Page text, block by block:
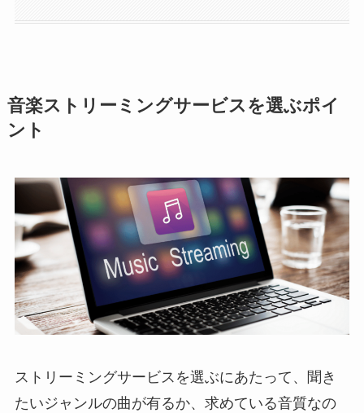
音楽ストリーミングサービスを選ぶポイ
ント
ストリーミングサービスを選ぶにあたって、聞き
たいジャンルの曲が有るか、求めている音質なの